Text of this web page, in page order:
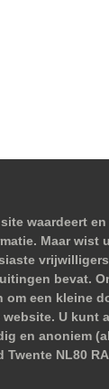
waardeert
Maar wist
bevat.
om een kleine
U kunt
en anoniem
NL80